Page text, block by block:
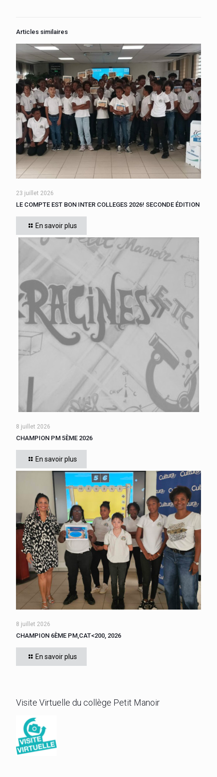
Articles similaires
Devenir champion de calcul mental pour les niveaux 6ème ou
5ème, tel était le but des 110 élèves issus des collèges Aimé
CESAIRE de Fort de[…]
23 juillet 2026
LE COMPTE EST BON INTER COLLEGES 2026! SECONDE ÉDITION
En savoir plus
Cette année, tous les élèves de 5ème du collège se sont
affrontés. Six finalistes se sont disputé le titre de Champion
« Le compte est bon PM
8 juillet 2026
CHAMPION PM 5ÈME 2026
En savoir plus
Cette année, tous les élèves de 6ème du collège se sont
affrontés. CADIGNAN Manuel, après une bataille bien
disputée, s’est imposé, le jeudi 4 juin 2026
8 juillet 2026
CHAMPION 6ÈME PM,CAT<200, 2026
En savoir plus
Visite Virtuelle du collège Petit Manoir